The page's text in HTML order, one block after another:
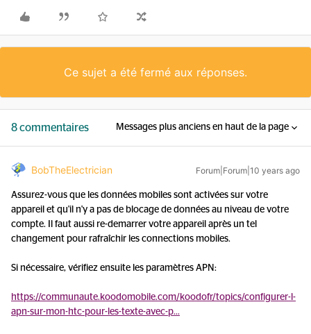
Ce sujet a été fermé aux réponses.
8 commentaires Messages plus anciens en haut de la page
BobTheElectrician Forum|Forum|10 years ago
Assurez-vous que les données mobiles sont activées sur votre
appareil et qu'il n'y a pas de blocage de données au niveau de votre
compte. Il faut aussi re-demarrer votre appareil après un tel
changement pour rafraîchir les connections mobiles.
Si nécessaire, vérifiez ensuite les paramètres APN:
https://communaute.koodomobile.com/koodofr/topics/configurer-l-
apn-sur-mon-htc-pour-les-texte-avec-p...